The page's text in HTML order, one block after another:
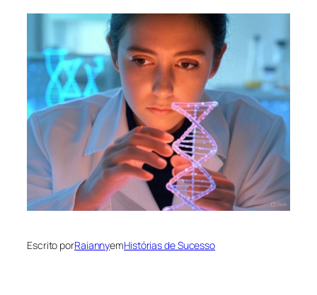
Escrito porRaiannyemHistórias de Sucesso